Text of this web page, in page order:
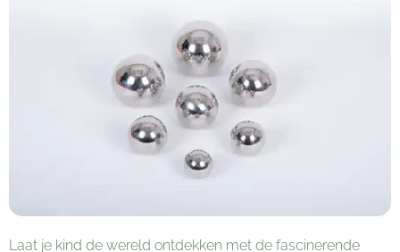
Laat je kind de wereld ontdekken met de fascinerende